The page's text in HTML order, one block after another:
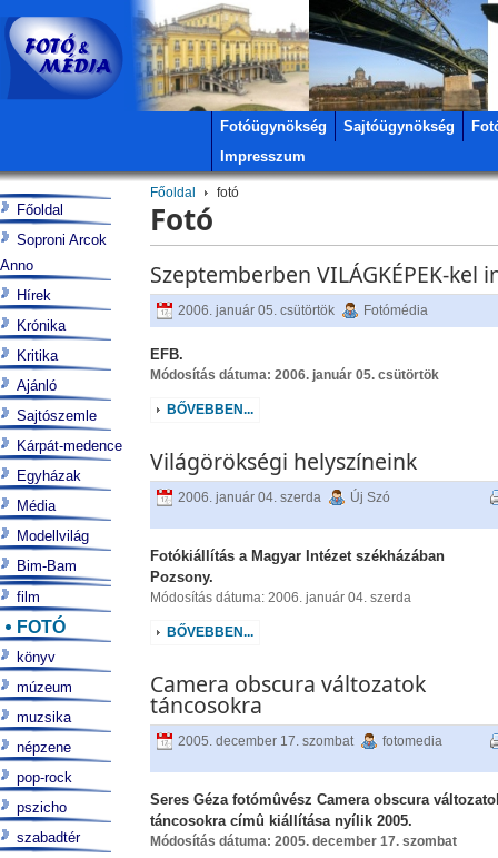
Fotóügynökség Sajtóügynökség
Impresszum
Főoldal fotó
Fotó
Szeptemberben VILÁGKÉPEK-kel
2006. január 05. csütörtök Fotómédia
EFB.
Módosítás dátuma: 2006. január 05. csütörtök
BŐVEBBEN...
Világörökségi helyszíneink
2006. január 04. szerda Új Szó
Fotókiállítás a Magyar Intézet székházában
Pozsony.
Módosítás dátuma: 2006. január 04. szerda
BŐVEBBEN...
Camera obscura változatok
táncosokra
2005. december 17. szombat fotomedia
Seres Géza fotómûvész Camera obscura
táncosokra címû kiállítása nyílik 2005.
Módosítás dátuma: 2005. december 17. szombat
Főoldal
Soproni Arcok
Anno
Hírek
Krónika
Kritika
Ajánló
Sajtószemle
Kárpát-medence
Egyházak
Média
Modellvilág
Bim-Bam
film
FOTÓ
könyv
múzeum
muzsika
népzene
pop-rock
pszicho
szabadtér